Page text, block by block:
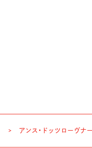
アンス・ドッツローヴナ